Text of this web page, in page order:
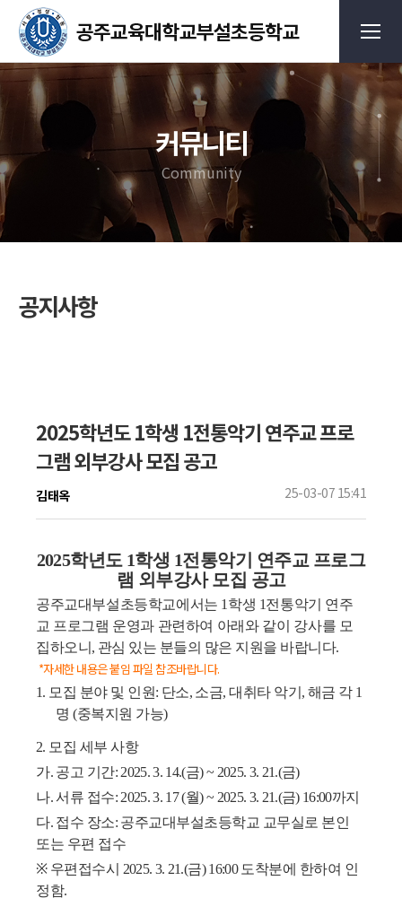
커뮤니티
Community
공지사항
2025학년도 1학생 1전통악기 연주교 프로
그램 외부강사 모집 공고
김태옥 25-03-07 15:41
2025학년도 1학생 1전통악기 연주교 프로그
램 외부강사 모집 공고
공주교대부설초등학교에서는 1 학생 1전통악기 연주
교 프로그램 운영과 관련하여 아래와 같이
강사를 모
집하오니 , 관심 있는 분들의 많은 지원을 바랍니다.
*자세한 내용은 붙임 파일 참조바랍니다.
1. 모집 분야 및 인원: 단소, 소금,대취타 악기 , 해금 각 1
명(중복지원 가능)
2. 모집 세부 사항
가. 공고 기간: 2025. 3. 14.(금) ~ 2025. 3. 21.(금)
나.서류 접수: 2025. 3. 17 (월) ~ 2025. 3. 21.(금) 16:00까지
다. 접수 장소: 공주교대부설초등학교 교무실로 본인
또는 우편 접수
※ 우편접수시 2025. 3. 21.(금) 16:00 도착분에 한하여 인
정함.